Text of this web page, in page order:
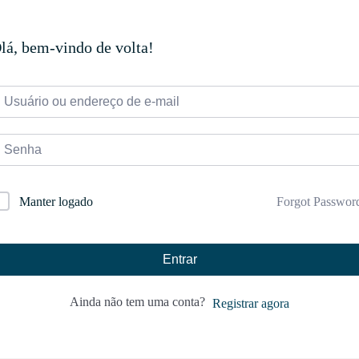
bem-vindo de volta!
Manter logado Forgot
Entrar
Ainda não tem uma conta? Registrar agora